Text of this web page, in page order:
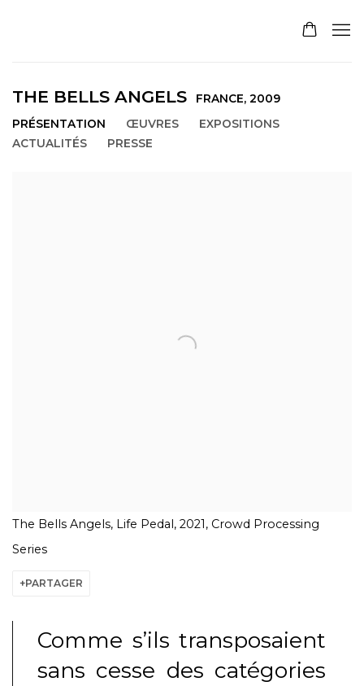
THE BELLS ANGELS FRANCE, 2009
PRÉSENTATION
ŒUVRES
EXPOSITIONS
ACTUALITÉS
PRESSE
The Bells Angels, Life Pedal, 2021, Crowd Processing
Series
PARTAGER
Comme s’ils transposaient
sans cesse des catégories